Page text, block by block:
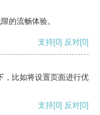
的流畅体验。
支持[0] 反对[0]
，比如将设置页面进行优
支持[0] 反对[0]